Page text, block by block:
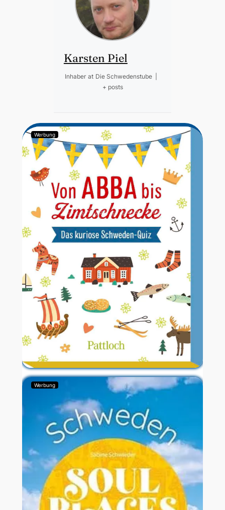
Karsten Piel
Inhaber at Die Schwedenstube
+ posts
Werbung
Werbung